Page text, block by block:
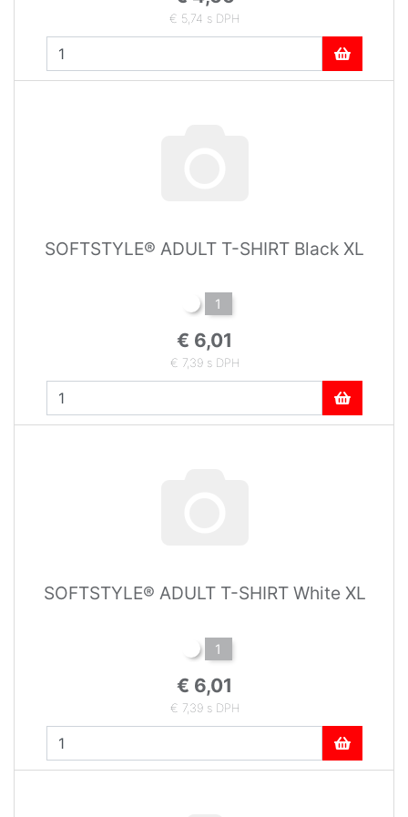
€ 5,74 s DPH
SOFTSTYLE® ADULT T-SHIRT Black XL
1
€ 6,01
€ 7,39 s DPH
SOFTSTYLE® ADULT T-SHIRT White XL
1
€ 6,01
€ 7,39 s DPH